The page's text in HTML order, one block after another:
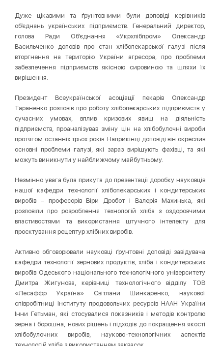
Дуже цікавими та ґрунтовними були доповіді керівників
об’єднань українських підприємств. Генеральний директор,
голова Ради Об’єднання «Укрхлібпром» Олександр
Васильченко доповів про стан хлібопекарської галузі після
вторгнення на територію України агресора, про проблеми
забезпечення підприємств якісною сировиною та шляхи їх
вирішення.
Президент Всеукраїнської асоціації пекарів Олександр
Тараненко розповів про роботу хлібопекарських підприємств у
сучасних умовах, вплив кризових явищ на діяльність
підприємств, проаналізував зміну цін на хлібобулочні вироби
протягом останніх трьох років. Наприкінці доповіді він окреслив
основні проблеми галузі, які зараз вирішують фахівці, та які
можуть виникнути у найближчому майбутньому.
Незмінно увага була прикута до презентації доробку науковців
нашої кафедри технології хлібопекарських і кондитерських
виробів – професорів Віри Дробот і Валерія Махинька, які
розповіли про розроблення технологій хліба з оздоровчими
властивостями та використання штучного інтелекту для
проєктування рецептур хлібних виробів.
Активно обговорювали науковці ґрунтовні доповіді завідувача
кафедри технології зернових продуктів, хліба і кондитерських
виробів Одеського національного технологічного університету
Дмитра Жигунова, керівниці технологічного відділу ТОВ
«Лесаффр Україна» Світлани Шинкаренко, наукової
співробітниці Інституту продовольчих ресурсів НААН України
Інни Гетьман, які стосувалися показників і методів контролю
зерна і борошна, нових рішень і підходів до покращення якості
хлібобулочних виробів, науково-технологічних аспектів